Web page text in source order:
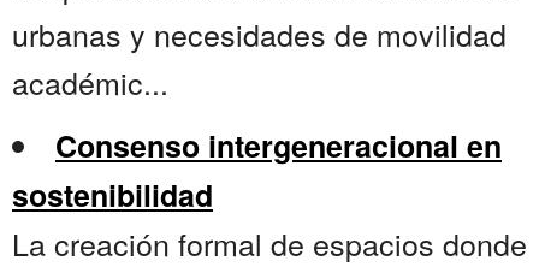
urbanas y necesidades de movilidad
académic...
Consenso intergeneracional en
sostenibilidad
La creación formal de espacios donde